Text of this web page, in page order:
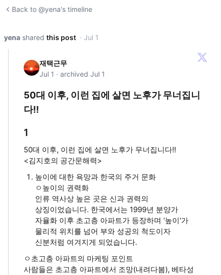
Back to @yena's timeline
yena shared this post · Jul 1
재택근무
Jul 1 · archived Jul 1
50대 이후, 이런 집에 살면 노후가 무너집니
다!!
1
50대 이후, 이런 집에 살면 노후가 무너집니다!!
<김지호의 공간문해력>
높이에 대한 욕망과 한국의 주거 문화
ㅇ높이의 권력화
인류 역사상 높은 곳은 신과 권력의
상징이었습니다. 한국에서는 1999년 분양가
자율화 이후 초고층 아파트가 등장하며 '높이'가
물리적 위치를 넘어 부와 성공의 척도이자
신분처럼 여겨지게 되었습니다.
ㅇ초고층 아파트의 마케팅 포인트
사람들은 초고층 아파트에서 조망(내려다봄), 베타성